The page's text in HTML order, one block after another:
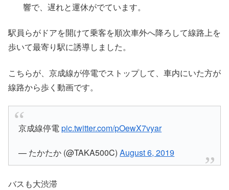
響で、遅れと運休がでています。
駅員らがドアを開けて乗客を順次車外へ降ろして線路上を
歩いて最寄り駅に誘導しました。
こちらが、京成線が停電でストップして、車内にいた方が
線路から歩く動画です。
京成線停電pic.twitter.com/pOewX7vyar
— たかたか (@TAKA500C)August 6, 2019
バスも大渋滞